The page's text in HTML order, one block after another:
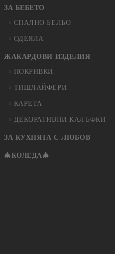
ЗА БЕБЕТО
СПАЛНО БЕЛЬО
ОДЕЯЛА
ЖАКАРДОВИ ИЗДЕЛИЯ
ПОКРИВКИ
ТИШЛАЙФЕРИ
КАРЕТА
ДЕКОРАТИВНИ КАЛЪФКИ
ЗА КУХНЯТА С ЛЮБОВ
🎄КОЛЕДА🎄